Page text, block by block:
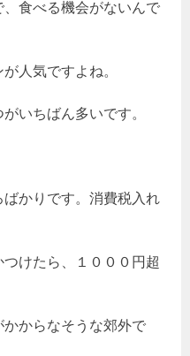
食べる機会がないんで
人気ですよね。
いちばん多いです。
かりです。消費税入れ
けたら、１０００円超
からなそうな郊外で